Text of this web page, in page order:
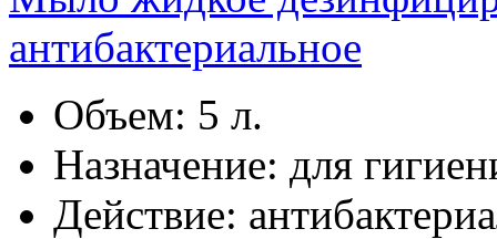
антибактериальное
Объем: 5 л.
Назначение: для
Действие: